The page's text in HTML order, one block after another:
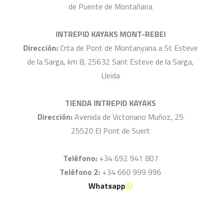
de Puente de Montañana
INTREPID KAYAKS MONT-REBEI
Dirección: Crta de Pont de Montanyana a St Esteve
de la Sarga, km 8, 25632 Sant Esteve de la Sarga,
Lleida
TIENDA INTREPID KAYAKS
Dirección: Avenida de Victoriano Muñoz, 25
25520 El Pont de Suert
Teléfono: +34 692 941 807
Teléfono 2: +34 660 999 996
Whatsapp